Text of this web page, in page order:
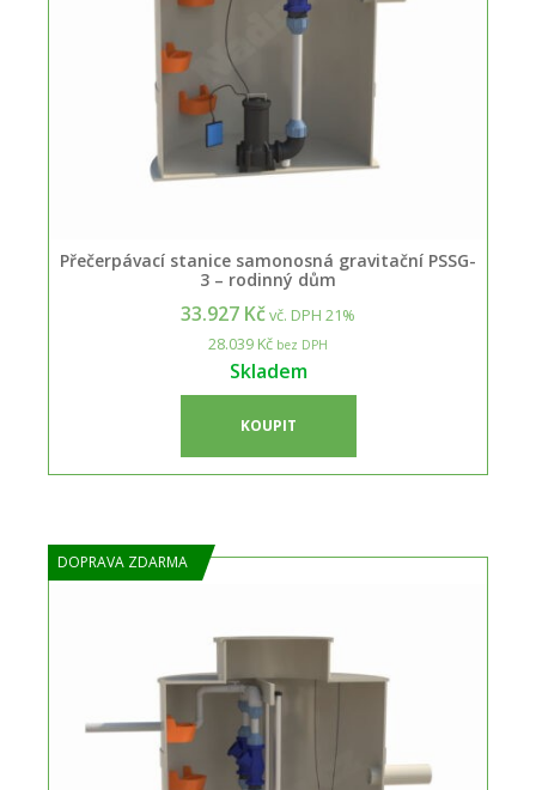
Přečerpávací stanice samonosná gravitační PSSG-
3 – rodinný dům
33.927 Kčvč. DPH 21%
28.039 Kč bez DPH
Skladem
KOUPIT
DOPRAVA ZDARMA